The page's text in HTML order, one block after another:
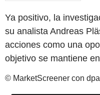
Ya positivo, la
su analista Andreas
acciones como una
objetivo se mantiene
© MarketScreener con